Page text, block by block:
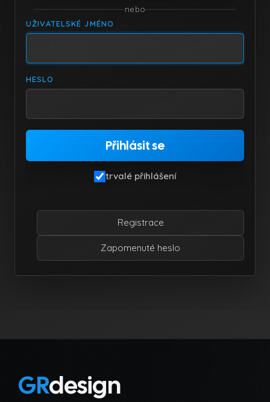
nebo
UŽIVATELSKÉ JMÉNO
HESLO
trvalé přihlášení
Registrace
Zapomenuté heslo
GRdesign